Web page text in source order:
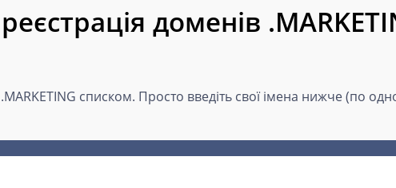
доменів
списком. Просто введіть свої імена нижче (по